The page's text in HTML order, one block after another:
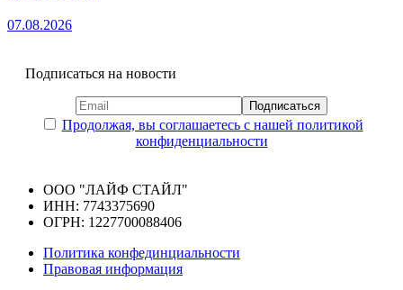
07.08.2026
Подписаться на новости
Продолжая, вы соглашаетесь с нашей политикой
конфиденциальности
ООО "ЛАЙФ СТАЙЛ"
ИНН: 7743375690
ОГРН: 1227700088406
Политика конфединциальности
Правовая информация